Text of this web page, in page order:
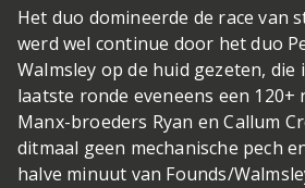
Het duo domineerde de race van
werd wel continue door het duo
Walmsley op de huid gezeten, die
laatste ronde eveneens een 120+
Manx-broeders Ryan en Callum
ditmaal geen mechanische pech
halve minuut van Founds/